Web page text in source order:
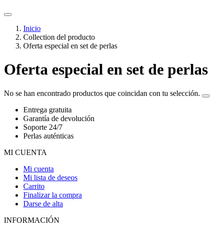
Inicio
Collection del producto
Oferta especial en set de perlas
Oferta especial en set de perlas
No se han encontrado productos que coincidan con tu selección.
Entrega gratuita
Garantía de devolución
Soporte 24/7
Perlas auténticas
MI CUENTA
Mi cuenta
Mi lista de deseos
Carrito
Finalizar la compra
Darse de alta
INFORMACIÓN